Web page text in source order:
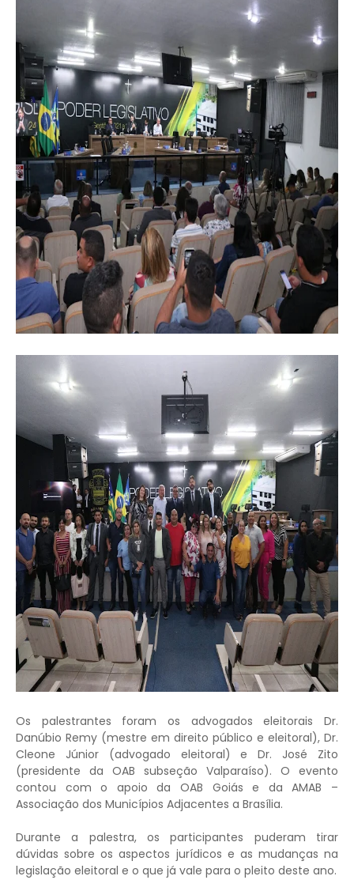
Os palestrantes foram os advogados eleitorais Dr.
Danúbio Remy (mestre em direito público e eleitoral), Dr.
Cleone Júnior (advogado eleitoral) e Dr. José Zito
(presidente da OAB subseção Valparaíso). O evento
contou com o apoio da OAB Goiás e da AMAB –
Associação dos Municípios Adjacentes a Brasília.
Durante a palestra, os participantes puderam tirar
dúvidas sobre os aspectos jurídicos e as mudanças na
legislação eleitoral e o que já vale para o pleito deste ano.